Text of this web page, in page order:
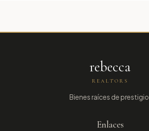
rebecca
REALTORS
Bienes raíces de prestigio.
Enlaces